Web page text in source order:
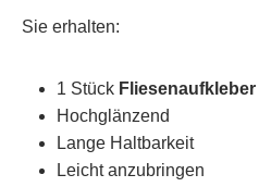
Sie erhalten:
1 Stück
Hochglänzend
Lange Haltbarkeit
Leicht anzubringen